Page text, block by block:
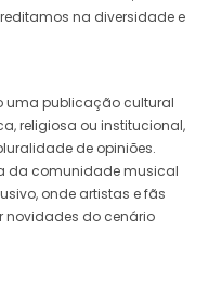
na diversidade e
uma publicação cultural
religiosa ou institucional,
de opiniões.
da comunidade musical
onde artistas e fãs
novidades do cenário